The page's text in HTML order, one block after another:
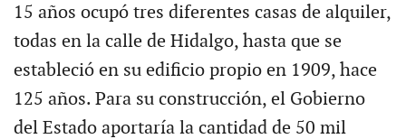
15 años ocupó tres diferentes casas de alquiler,
todas en la calle de Hidalgo, hasta que se
estableció en su edificio propio en 1909, hace
125 años. Para su construcción, el Gobierno
del Estado aportaría la cantidad de 50 mil